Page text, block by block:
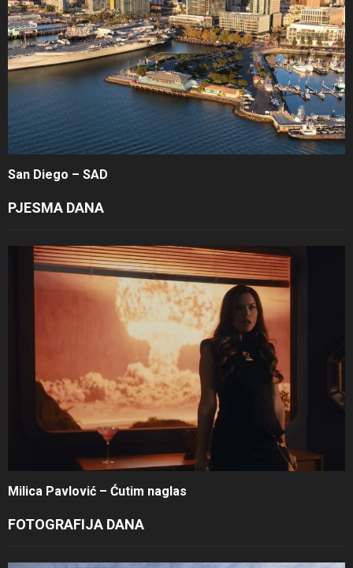
San Diego – SAD
PJESMA DANA
Milica Pavlović – Ćutim naglas
FOTOGRAFIJA DANA